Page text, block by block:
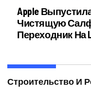
Apple
Чистящую
Переходник На
Строительство И